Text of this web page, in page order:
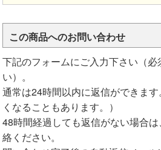
この商品へのお問い合わせ
下記のフォームにご入力下さい（必
い）。
通常は24時間以内に返信ができま
くなることもあります。）
48時間経過しても返信がない場合
絡ください。